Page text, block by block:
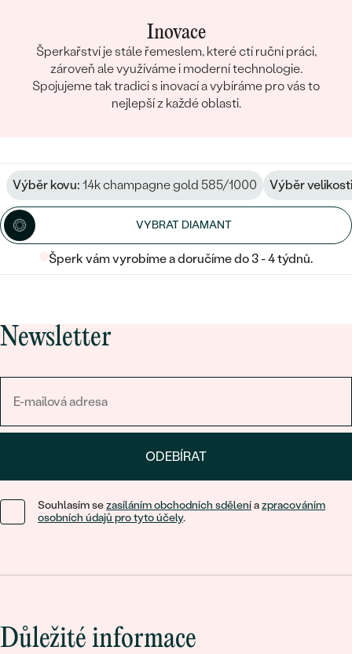
Inovace
Šperkařství je stále řemeslem, které ctí ruční práci,
zároveň ale využíváme i moderní technologie.
Spojujeme tak tradici s inovací a vybíráme pro vás to
nejlepší z každé oblasti.
Výběr kovu: 14k champagne gold 585/1000 Výběr
VYBRAT DIAMANT
Šperk vám vyrobíme a doručíme do 3 - 4 týdnů.
Newsletter
ODEBÍRAT
Souhlasím sezasíláním obchodních sděleníazpracováním
osobních údajů pro tyto účely.
Důležité informace